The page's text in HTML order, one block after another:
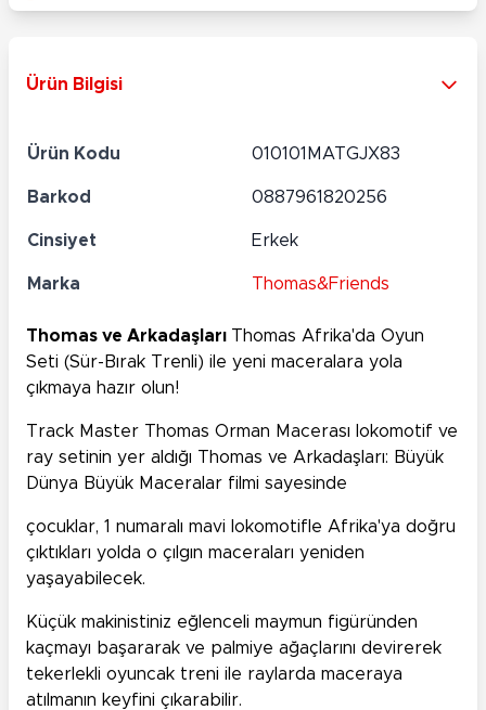
Ürün Bilgisi
Ürün Kodu 010101MATGJX83
Barkod 0887961820256
Cinsiyet Erkek
Marka Thomas&Friends
Thomas ve Arkadaşları Thomas Afrika'da Oyun
Seti (Sür-Bırak Trenli) ile yeni maceralara yola
çıkmaya hazır olun!
Track Master Thomas Orman Macerası lokomotif ve
ray setinin yer aldığı Thomas ve Arkadaşları: Büyük
Dünya Büyük Maceralar filmi sayesinde
çocuklar, 1 numaralı mavi lokomotifle Afrika'ya doğru
çıktıkları yolda o çılgın maceraları yeniden
yaşayabilecek.
Küçük makinistiniz eğlenceli maymun figüründen
kaçmayı başararak ve palmiye ağaçlarını devirerek
tekerlekli oyuncak treni ile raylarda maceraya
atılmanın keyfini çıkarabilir.